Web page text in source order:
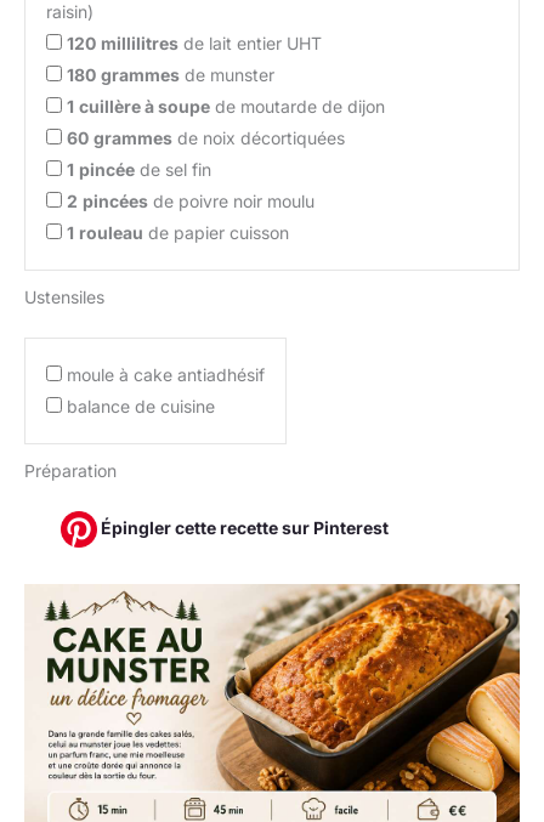
raisin)
120 millilitres de lait entier UHT
180 grammes de munster
1 cuillère à soupe de moutarde de dijon
60 grammes de noix décortiquées
1 pincée de sel fin
2 pincées de poivre noir moulu
1 rouleau de papier cuisson
Ustensiles
moule à cake antiadhésif
balance de cuisine
Préparation
Épingler cette recette sur Pinterest